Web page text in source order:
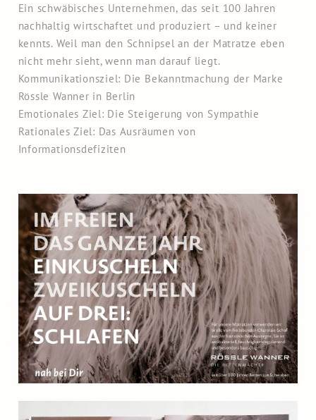
Ein schwäbisches Unternehmen, das seit 100 Jahren
nachhaltig wirtschaftet und produziert – und keiner
kennts. Weil man den Schnipsel an der Matratze eben
nicht mehr sieht, wenn man darauf liegt.
Kommunikationsziel: Die Bekanntmachung der Marke
Rössle Wanner in Berlin
Emotionales Ziel: Die Steigerung von Sympathie
Rationales Ziel: Das Ausräumen von
Informationsdefiziten